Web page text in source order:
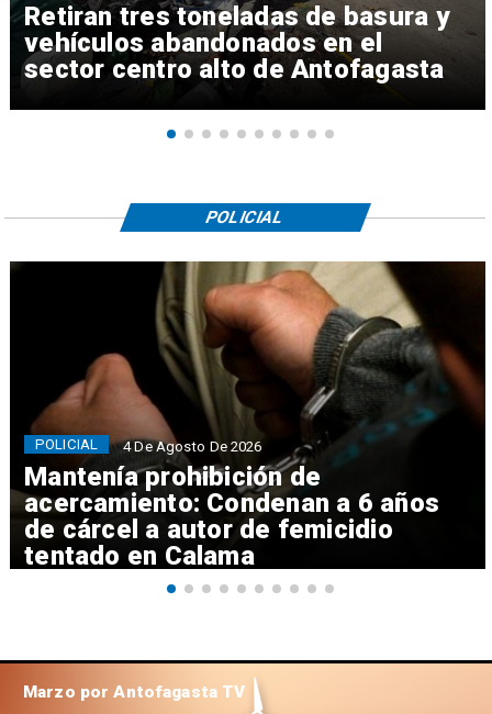
Retiran tres toneladas de basura y
vehículos abandonados en el
sector centro alto de Antofagasta
Mantenía prohibición de
acercamiento: Condenan a 6 años
de cárcel a autor de femicidio
tentado en Calama
POLICIAL 4 De Agosto De 2026
POLICIAL
Marzo por Antofagasta TV